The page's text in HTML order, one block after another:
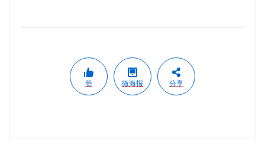
赞 微海报 分享